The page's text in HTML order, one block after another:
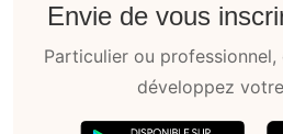
Envie de vous
Particulier ou
développez